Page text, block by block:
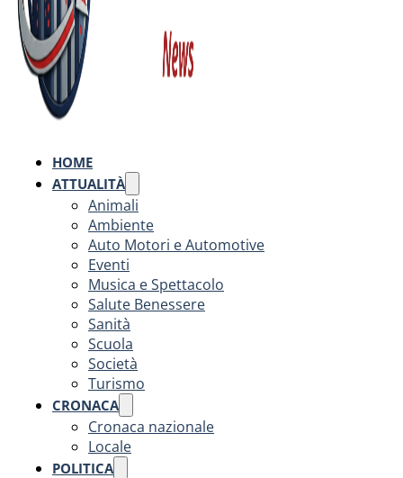
HOME
ATTUALITÀ
Animali
Ambiente
Auto Motori e Automotive
Eventi
Musica e Spettacolo
Salute Benessere
Sanità
Scuola
Società
Turismo
CRONACA
Cronaca nazionale
Locale
POLITICA